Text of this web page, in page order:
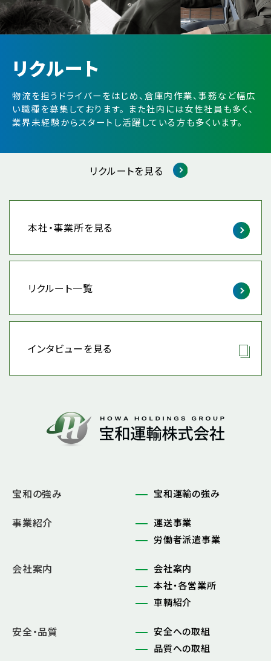
リクルート
物流を担うドライバーをはじめ、倉庫内作業、事務など幅広
い職種を募集しております。 また社内には女性社員も多く、
業界未経験からスタートし活躍している方も多くいます。
リクルートを見る
本社・事業所を見る
リクルート一覧
インタビューを見る
宝和の強み 宝和運輸の強み
事業紹介
運送事業
労働者派遣事業
会社案内
会社案内
本社・各営業所
車輌紹介
安全・品質
安全への取組
品質への取組